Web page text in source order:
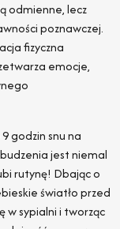
odmienne, lecz
poznawczej.
fizyczna
emocje,
godzin snu na
jest niemal
rutynę! Dbając o
światło przed
sypialni i tworząc